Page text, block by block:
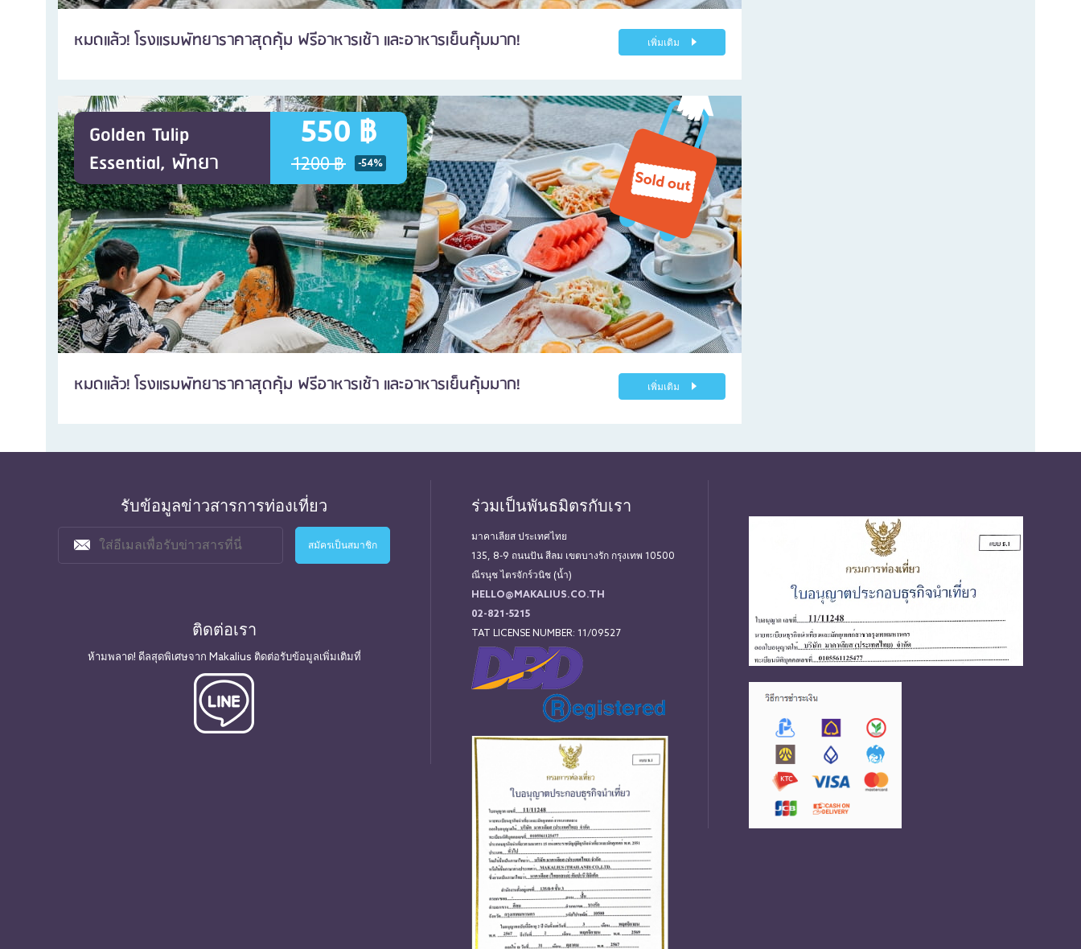
หมดแล้ว! โรงแรมพัทยาราคาสุดคุ้ม ฟรีอาหารเช้า และอาหารเย็นคุ้มมาก! เพิ่มเติม
Golden Tulip
Essential, พัทยา
550 ฿
1200 ฿ -54%
หมดแล้ว! โรงแรมพัทยาราคาสุดคุ้ม ฟรีอาหารเช้า และอาหารเย็นคุ้มมาก! เพิ่มเติม
รับข้อมูลข่าวสารการท่องเที่ยว
ติดต่อเรา
ห้ามพลาด! ดีลสุดพิเศษจาก Makalius ติดต่อรับข้อมูลเพิ่มเติมที่
ร่วมเป็นพันธมิตรกับเรา
มาคาเลียส ประเทศไทย
135, 8-9 ถนนปัน สีลม เขตบางรัก กรุงเทพ 10500
ณีรนุช ไตรจักร์วนิช (น้ำ)
HELLO@MAKALIUS.CO.TH
02-821-5215
TAT LICENSE NUMBER: 11/09527